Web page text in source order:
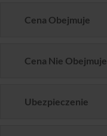
Cena Obejmuje
Cena Nie Obejmuje
Ubezpieczenie